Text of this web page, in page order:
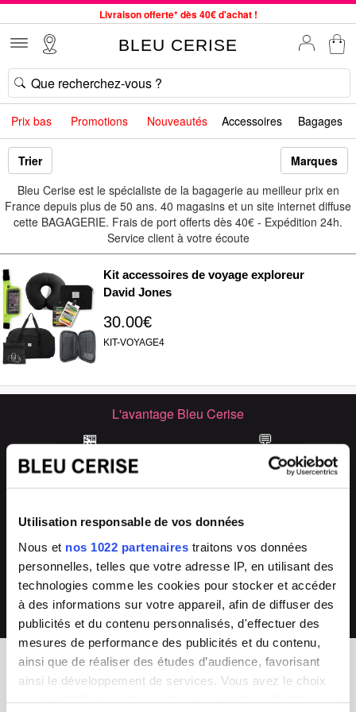
Utilisation responsable de vos données
Nous et nos 1022 partenaires traitons vos données
personnelles, telles que votre adresse IP, en utilisant des
technologies comme les cookies pour stocker et accéder
à des informations sur votre appareil, afin de diffuser des
publicités et du contenu personnalisés, d'effectuer des
mesures de performance des publicités et du contenu,
ainsi que de réaliser des études d’audience, favorisant
ainsi le développement de services. Vous avez le choix
Livraison offerte* dès 40€ d'achat !
Commande avant 12h expédiée le jour même, du lundi au vendredi
33 magasins en France. Un à proximité de chez vous ?
Bon shopping chez BLEU CERISE !
Jusqu'à -75% sur le site du 29/07 au 27/08
Samsonite, Delsey, American Tourister, Little Marcel à Prix Bas
BLEU CERISE
Prix bas Promotions Nouveautés Accessoires Bagages
Trier
Marques
Bleu Cerise est le spécialiste de la bagagerie au meilleur prix en
France depuis plus de 50 ans. 40 magasins et un site internet diffuse
cette BAGAGERIE. Frais de port offerts dès 40€ - Expédition 24h.
Service client à votre écoute
Kit accessoires de voyage exploreur
David Jones
30.00€
KIT-VOYAGE4
L'avantage Bleu Cerise
🏪
33 magasins
Grand Sud-Est de la France
💬
Conseils experts
en boutique & en ligne
SAV & réparations
notre SAV 04 66 35 94 97
Arrivages fréquents
💰
Prix imbattables
les moins chers en France